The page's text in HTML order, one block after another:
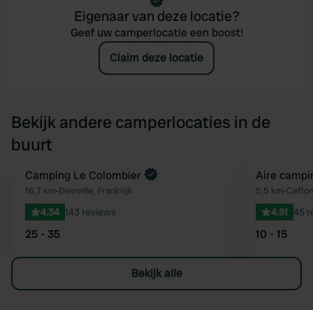
Eigenaar van deze locatie?
Geef uw camperlocatie een boost!
Claim deze locatie
Bekijk andere camperlocaties in de
buurt
Favoriet
Boek direct
Camping Le Colombier
16,7 km•Dienville, Frankrijk
4.34 143 reviews
25 - 35
Aire
5,5 km•
4.91 45
10 - 15
Bekijk alle